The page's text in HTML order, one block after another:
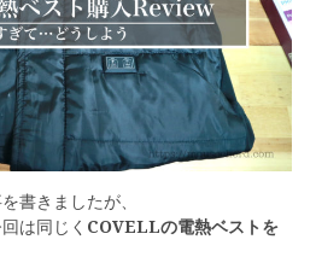
書きましたが、
は同じく COVELLの電熱ベストを